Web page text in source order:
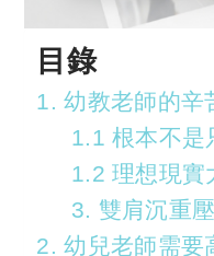
目錄
1. 幼教老師的辛
1.1 根本不是
1.2 理想現實
3. 雙肩沉重
2. 幼兒老師需要